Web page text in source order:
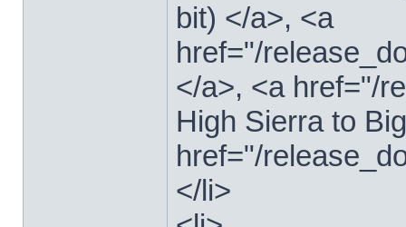
bit) </a>, <a
href="/
</a>, <a href="/
High Sierra to
href="/
</li>